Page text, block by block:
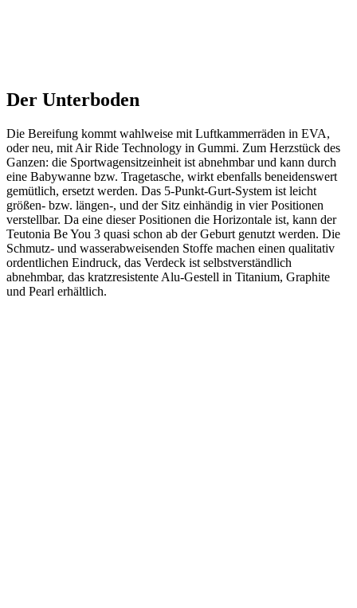
Der Unterboden
Die Bereifung kommt wahlweise mit Luftkammerräden in EVA,
oder neu, mit Air Ride Technology in Gummi. Zum Herzstück des
Ganzen: die Sportwagensitzeinheit ist abnehmbar und kann durch
eine Babywanne bzw. Tragetasche, wirkt ebenfalls beneidenswert
gemütlich, ersetzt werden. Das 5-Punkt-Gurt-System ist leicht
größen- bzw. längen-, und der Sitz einhändig in vier Positionen
verstellbar. Da eine dieser Positionen die Horizontale ist, kann der
Teutonia Be You 3 quasi schon ab der Geburt genutzt werden. Die
Schmutz- und wasserabweisenden Stoffe machen einen qualitativ
ordentlichen Eindruck, das Verdeck ist selbstverständlich
abnehmbar, das kratzresistente Alu-Gestell in Titanium, Graphite
und Pearl erhältlich.